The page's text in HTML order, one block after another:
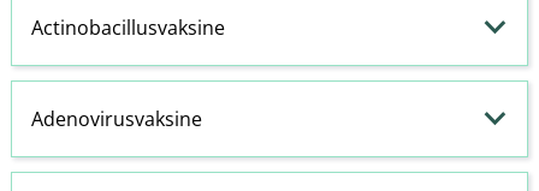
Actinobacillusvaksine
Adenovirusvaksine